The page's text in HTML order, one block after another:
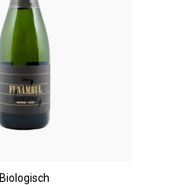
Biologisch